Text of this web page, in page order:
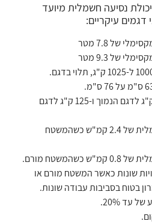
נסיעה חשמלית מיועד
דגמים עיקריים:
של 7.8 מטר
של 9.3 מטר
כושר נשיאה של 150 ק"ג לדגם הנמוך ו-125 ק"ג לדגם
מהירות נסיעה מקסימלית של 2.4 קמ"ש כשהמשטח
מורם.
שונות כאשר המשטח מורם או
בטוח בסביבות עבודה שונות.
עד 20%.